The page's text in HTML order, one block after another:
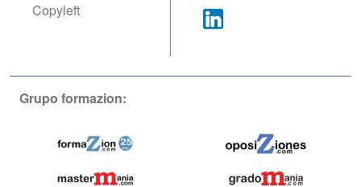
Copyleft
Grupo formazion: